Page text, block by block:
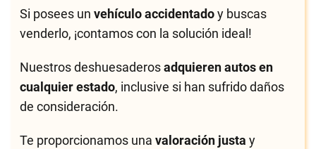
Si posees unvehículo accidentadoy buscas
venderlo, ¡contamos con la solución ideal!
Nuestros deshuesaderosadquieren autos en
cualquier estado, inclusive si han sufrido daños
de consideración.
Te proporcionamos unavaloración justa y